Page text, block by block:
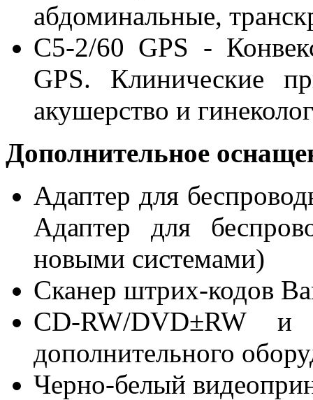
абдоминальные,
C5-2/60 GPS -
GPS. Клинические
акушерство и
Дополнительное
Адаптер для
Адаптер для
новыми системами)
Сканер штрих-кодов
CD-RW/DVD±RW
дополнительного
Черно-белый